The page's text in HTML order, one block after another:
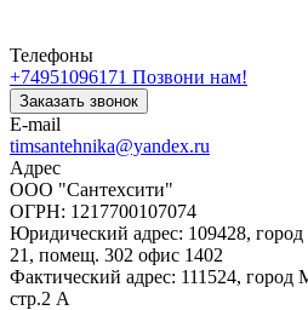
Телефоны
+74951096171 Позвони нам!
Заказать звонок
E-mail
timsantehnika@yandex.ru
Адрес
ООО "Сантехсити"
ОГРН: 1217700107074
Юридический адрес: 109428, город
21, помещ. 302 офис 1402
Фактический адрес: 111524, город
стр.2 А